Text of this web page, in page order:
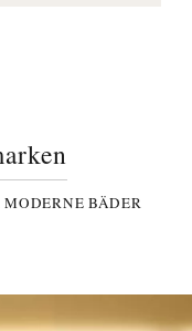
BÄDER